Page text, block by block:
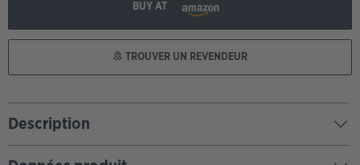
BUY AT
TROUVER UN REVENDEUR
Description